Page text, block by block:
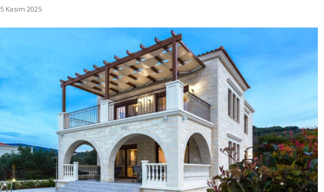
5 Kasım 2025